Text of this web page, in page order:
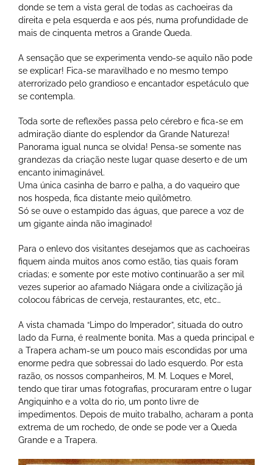
donde se tem a vista geral de todas as cachoeiras da
direita e pela esquerda e aos pés, numa profundidade de
mais de cinquenta metros a Grande Queda.
A sensação que se experimenta vendo-se aquilo não pode
se explicar! Fica-se maravilhado e no mesmo tempo
aterrorizado pelo grandioso e encantador espetáculo que
se contempla.
Toda sorte de reflexões passa pelo cérebro e fica-se em
admiração diante do esplendor da Grande Natureza!
Panorama igual nunca se olvida! Pensa-se somente nas
grandezas da criação neste lugar quase deserto e de um
encanto inimaginável.
Uma única casinha de barro e palha, a do vaqueiro que
nos hospeda, fica distante meio quilômetro.
Só se ouve o estampido das águas, que parece a voz de
um gigante ainda não imaginado!
Para o enlevo dos visitantes desejamos que as cachoeiras
fiquem ainda muitos anos como estão, tias quais foram
criadas; e somente por este motivo continuarão a ser mil
vezes superior ao afamado Niágara onde a civilização já
colocou fábricas de cerveja, restaurantes, etc, etc…
A vista chamada “Limpo do Imperador”, situada do outro
lado da Furna, é realmente bonita. Mas a queda principal e
a Trapera acham-se um pouco mais escondidas por uma
enorme pedra que sobressai do lado esquerdo. Por esta
razão, os nossos companheiros, M. M. Loques e Morel,
tendo que tirar umas fotografias, procuraram entre o lugar
Angiquinho e a volta do rio, um ponto livre de
impedimentos. Depois de muito trabalho, acharam a ponta
extrema de um rochedo, de onde se pode ver a Queda
Grande e a Trapera.